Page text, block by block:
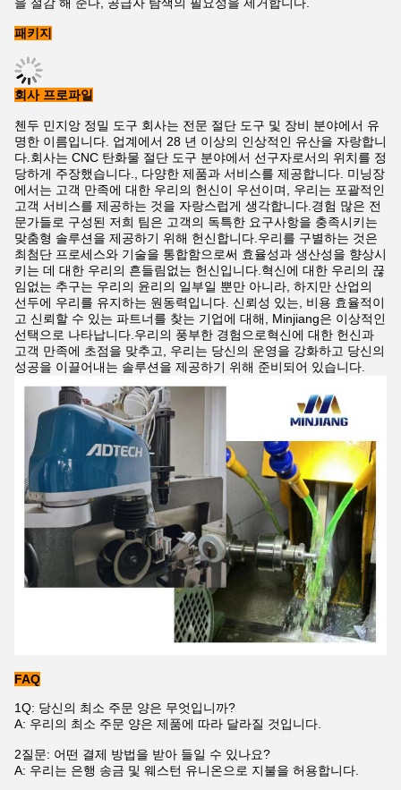
패키지
회사 프로파일
첸두 민지앙 정밀 도구 회사는 전문 절단 도구 및 장비 분야에서 유
명한 이름입니다. 업계에서 28 년 이상의 인상적인 유산을 자랑합니
다.회사는 CNC 탄화물 절단 도구 분야에서 선구자로서의 위치를 정
당하게 주장했습니다., 다양한 제품과 서비스를 제공합니다. 미닝장
에서는 고객 만족에 대한 우리의 헌신이 우선이며, 우리는 포괄적인
고객 서비스를 제공하는 것을 자랑스럽게 생각합니다.경험 많은 전
문가들로 구성된 저희 팀은 고객의 독특한 요구사항을 충족시키는
맞춤형 솔루션을 제공하기 위해 헌신합니다.우리를 구별하는 것은
최첨단 프로세스와 기술을 통합함으로써 효율성과 생산성을 향상시
키는 데 대한 우리의 흔들림없는 헌신입니다.혁신에 대한 우리의 끊
임없는 추구는 우리의 윤리의 일부일 뿐만 아니라, 하지만 산업의
선두에 우리를 유지하는 원동력입니다. 신뢰성 있는, 비용 효율적이
고 신뢰할 수 있는 파트너를 찾는 기업에 대해, Minjiang은 이상적인
선택으로 나타납니다.우리의 풍부한 경험으로혁신에 대한 헌신과
고객 만족에 초점을 맞추고, 우리는 당신의 운영을 강화하고 당신의
성공을 이끌어내는 솔루션을 제공하기 위해 준비되어 있습니다.
FAQ
1Q: 당신의 최소 주문 양은 무엇입니까?
A: 우리의 최소 주문 양은 제품에 따라 달라질 것입니다.
2질문: 어떤 결제 방법을 받아 들일 수 있나요?
A: 우리는 은행 송금 및 웨스턴 유니온으로 지불을 허용합니다.